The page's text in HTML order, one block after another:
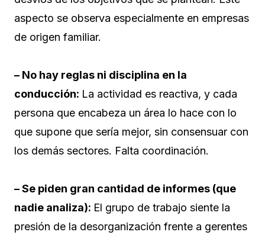
aspecto se observa especialmente en empresas
de origen familiar.
– No hay reglas ni disciplina en la
conducción: La actividad es reactiva, y cada
persona que encabeza un área lo hace con lo
que supone que sería mejor, sin consensuar con
los demás sectores. Falta coordinación.
– Se piden gran cantidad de informes (que
nadie analiza): El grupo de trabajo siente la
presión de la desorganización frente a gerentes